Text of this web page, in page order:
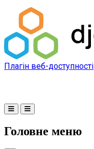
Плагін веб-доступності
Головне меню